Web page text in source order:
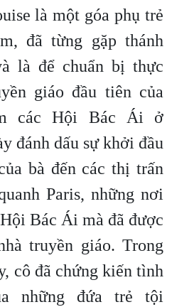
là một góa phụ trẻ
đã từng gặp thánh
là để chuẩn bị thực
giáo đầu tiên của
các Hội Bác Ái ở
đánh dấu sự khởi đầu
bà đến các thị trấn
Paris, những nơi
Bác Ái mà đã được
truyền giáo. Trong
cô đã chứng kiến ​​tình
những đứa trẻ tội